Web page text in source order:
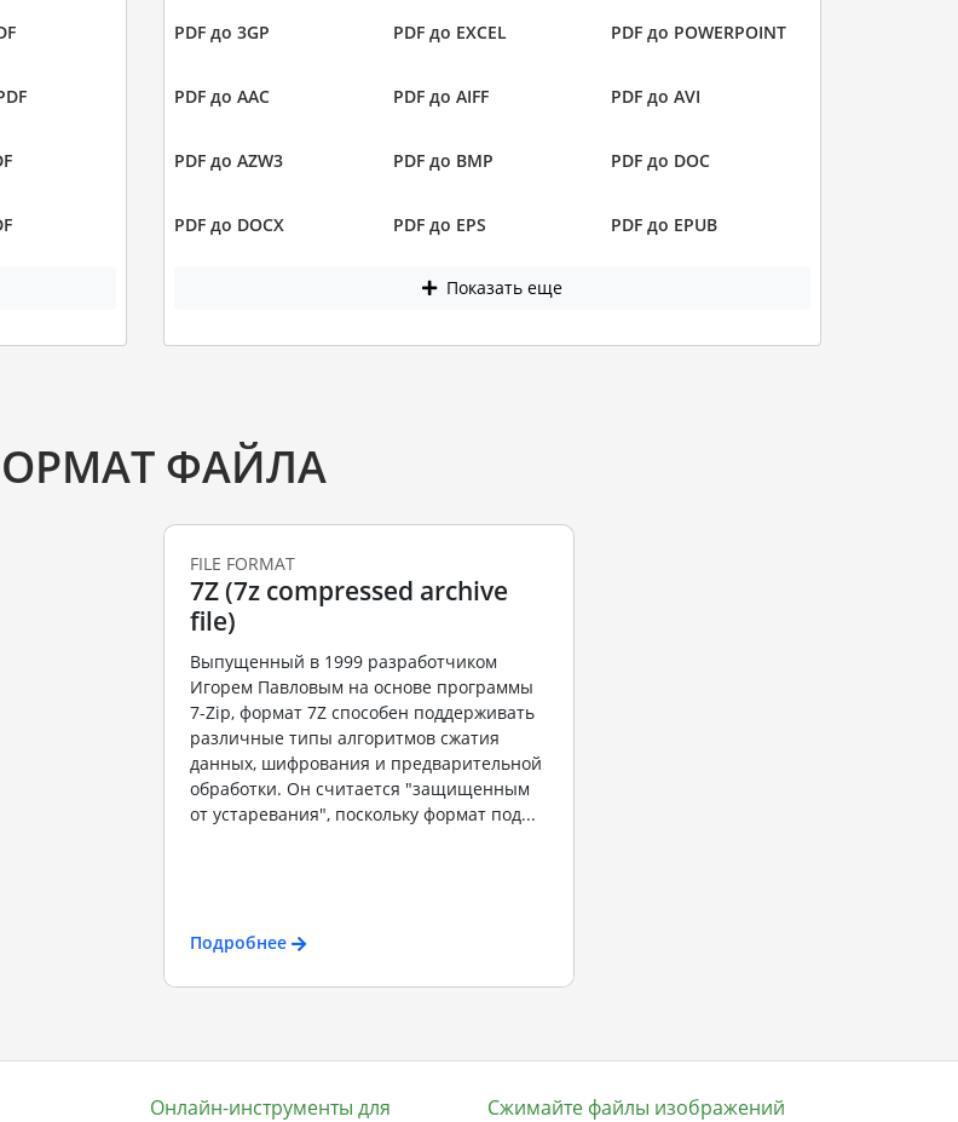
PDF до 3GP PDF до EXCEL PDF до POWERPOINT
PDF до AAC PDF до AIFF PDF до AVI
PDF до AZW3 PDF до BMP PDF до DOC
PDF до DOCX PDF до EPS PDF до EPUB
Показать еще
ФАЙЛА
FILE FORMAT
7Z (7z compressed archive
file)
Выпущенный в 1999 разработчиком
Игорем Павловым на основе программы
7-Zip, формат 7Z способен поддерживать
различные типы алгоритмов сжатия
данных, шифрования и предварительной
обработки. Он считается "защищенным
от устаревания", поскольку формат под...
Подробнее
Онлайн-инструменты для
Сжимайте файлы изображений